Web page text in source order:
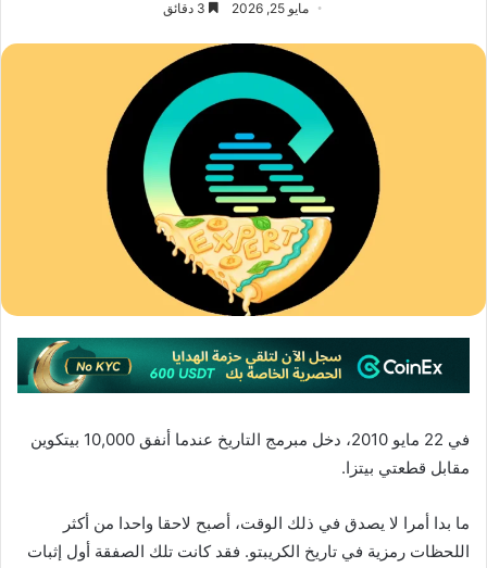
مايو 25, 2026
في 22 مايو 2010، دخل مبرمج التاريخ عندما أنفق 10,000 بيتكوين
مقابل قطعتي بيتزا.
ما بدا أمرا لا يصدق في ذلك الوقت، أصبح لاحقا واحدا من أكثر
اللحظات رمزية في تاريخ الكريبتو. فقد كانت تلك الصفقة أول إثبات